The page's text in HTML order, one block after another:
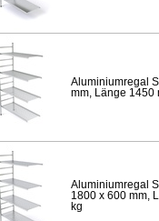
Aluminiumregal
mm, Länge 1450
Aluminiumregal
1800 x 600 mm,
kg